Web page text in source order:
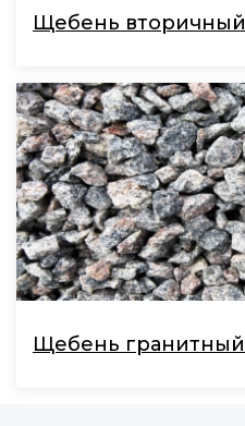
Щебень вторичный
Щебень гранитный